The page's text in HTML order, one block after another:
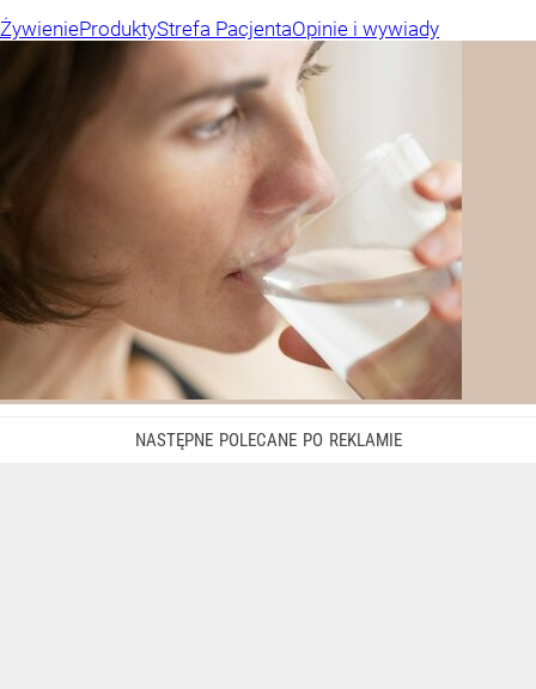
ŻywienieProduktyStrefa PacjentaOpinie i wywiady